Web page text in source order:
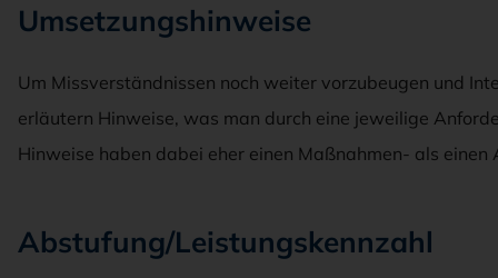
Umsetzungshinweise
Um Missverständnissen noch weiter vorzubeugen und
erläutern Hinweise, was man durch eine jeweilige
Hinweise haben dabei eher einen Maßnahmen- als
Abstufung/Leistungskennzahl